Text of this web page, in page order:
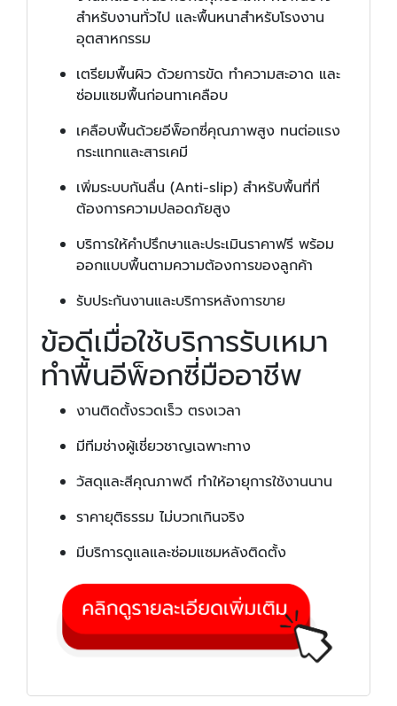
สำหรับงานทั่วไป และพื้นหนาสำหรับโรงงาน
อุตสาหกรรม
เตรียมพื้นผิว ด้วยการขัด ทำความสะอาด และ
ซ่อมแซมพื้นก่อนทาเคลือบ
เคลือบพื้นด้วยอีพ็อกซี่คุณภาพสูง ทนต่อแรง
กระแทกและสารเคมี
เพิ่มระบบกันลื่น (Anti-slip) สำหรับพื้นที่ที่
ต้องการความปลอดภัยสูง
บริการให้คำปรึกษาและประเมินราคาฟรี พร้อม
ออกแบบพื้นตามความต้องการของลูกค้า
รับประกันงานและบริการหลังการขาย
ข้อดีเมื่อใช้บริการรับเหมา
ทำพื้นอีพ็อกซี่มืออาชีพ
งานติดตั้งรวดเร็ว ตรงเวลา
มีทีมช่างผู้เชี่ยวชาญเฉพาะทาง
วัสดุและสีคุณภาพดี ทำให้อายุการใช้งานนาน
ราคายุติธรรม ไม่บวกเกินจริง
มีบริการดูแลและซ่อมแซมหลังติดตั้ง